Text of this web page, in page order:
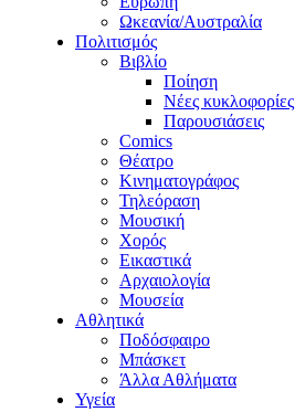
Ωκεανία/Αυστραλία
Πολιτισμός
Βιβλίο
Ποίηση
Νέες κυκλοφορίες
Παρουσιάσεις
Comics
Θέατρο
Κινηματογράφος
Τηλεόραση
Μουσική
Χορός
Εικαστικά
Αρχαιολογία
Μουσεία
Αθλητικά
Ποδόσφαιρο
Μπάσκετ
Άλλα Αθλήματα
Υγεία